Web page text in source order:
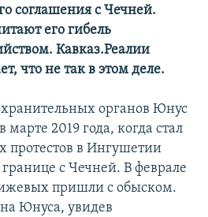
соглашения с Чечней.
его гибель
Кавказ.Реалии
что не так в этом деле.
органов Юнус
2019 года, когда стал
протестов в Ингушетии
с Чечней. В феврале
пришли с обыском.
Юнуса, увидев